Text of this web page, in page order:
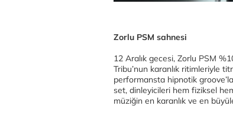
Zorlu PSM sahnesi
12 Aralık gecesi, Zorlu PSM
Tribu’nun karanlık ritimleriyle
performansta hipnotik
set, dinleyicileri hem fiziksel
müziğin en karanlık ve en